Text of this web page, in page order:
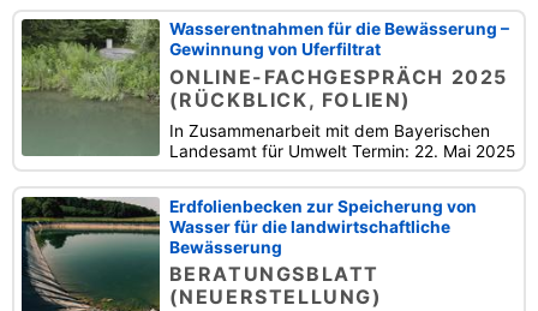
Wasserentnahmen für die Bewässerung –
Gewinnung von Uferfiltrat
ONLINE-FACHGESPRÄCH 2025
(RÜCKBLICK, FOLIEN)
In Zusammenarbeit mit dem Bayerischen
Landesamt für Umwelt Termin: 22. Mai 2025
Erdfolienbecken zur Speicherung von
Wasser für die landwirtschaftliche
Bewässerung
BERATUNGSBLATT
(NEUERSTELLUNG)